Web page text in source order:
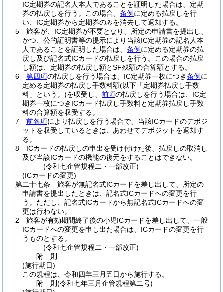
IC定期券の記名人本人であることを証明した場合は、定期
券の払戻しを行う。
この場合、 条例 に定める払戻しを行
い、IC定期券から定期券のみを消去して返却する。
5
旅客が、IC定期券が不要となり、所定の申請書を提出し、
かつ、公的証明書等の提示により当該IC定期券の記名人本
人であることを証明した場合は、 条例 に定める定期券の払
戻し及び記名式ICカードの払戻しを行う。
この場合の払戻
し額は、定期券の払戻し額とSF残額の合算額とする。
6
第四項の払戻しを行う場合は、IC定期券一枚につき条例 に
定める定期券の払戻し手数料額(以下「定期券払戻し手数
料」という。)を収受し、 前項の払戻しを行う場合は、IC定
期券一枚につきICカード払戻し手数料と定期券払戻し手数
料の合算額を収受する。
7
前各項により払戻しを行う場合で、当該ICカードのデポジ
ットを収受しているときは、あわせてデポジットを返却す
る。
8
ICカードの払戻しの申出を受け付けた後、払戻しの取消し
及び当該ICカードの機能の復元をすることはできない。
(令和七企管規程二・一部改正)
(ICカードの変更)
第二十七条
旅客が無記名式ICカードを差し出して、所定の
申請書を提出したときは、記名式ICカードへの変更を行
う。 ただし、記名式ICカードから無記名式ICカードへの変
更は行わない。
2
旅客が有効期間終了後の小児ICカードを差し出して、一般
ICカードへの変更を申し出た場合は、ICカードの変更を行
うものとする。
(令和七企管規程二・一部改正)
附 則
(施行期日)
この規程は、令和四年三月五日から施行する。
附 則(令和七年三月企管規程第二号)